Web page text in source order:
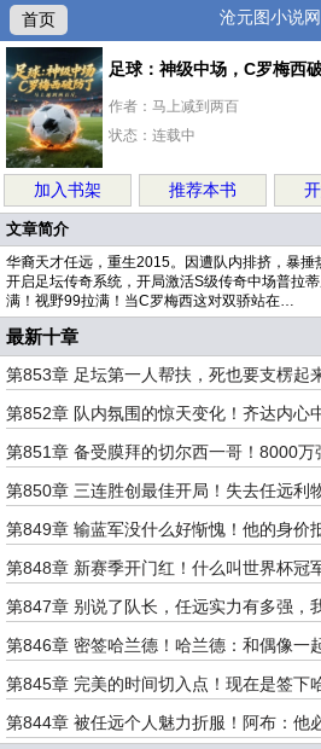
首页 沧元图小说网
足球：神级中场，C罗梅西
作者：马上减到两百
状态：连载中
加入书架 推荐本书
文章简介
华裔天才任远，重生2015。因遭队内排挤，暴捶
开启足坛传奇系统，开局激活S级传奇中场普拉
满！视野99拉满！当C罗梅西这对双骄站在…
最新十章
第853章 足坛第一人帮扶，死也要支楞起
第852章 队内氛围的惊天变化！齐达内心
第851章 备受膜拜的切尔西一哥！8000万
第850章 三连胜创最佳开局！失去任远利
第849章 输蓝军没什么好惭愧！他的身价
第848章 新赛季开门红！什么叫世界杯冠
第847章 别说了队长，任远实力有多强，
第846章 密签哈兰德！哈兰德：和偶像一
第845章 完美的时间切入点！现在是签下
第844章 被任远个人魅力折服！阿布：他